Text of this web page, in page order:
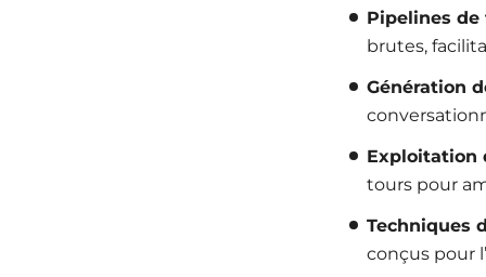
Pipelines
brutes,
Génération
Exploitation
tours pour
Techniques
conçus pour